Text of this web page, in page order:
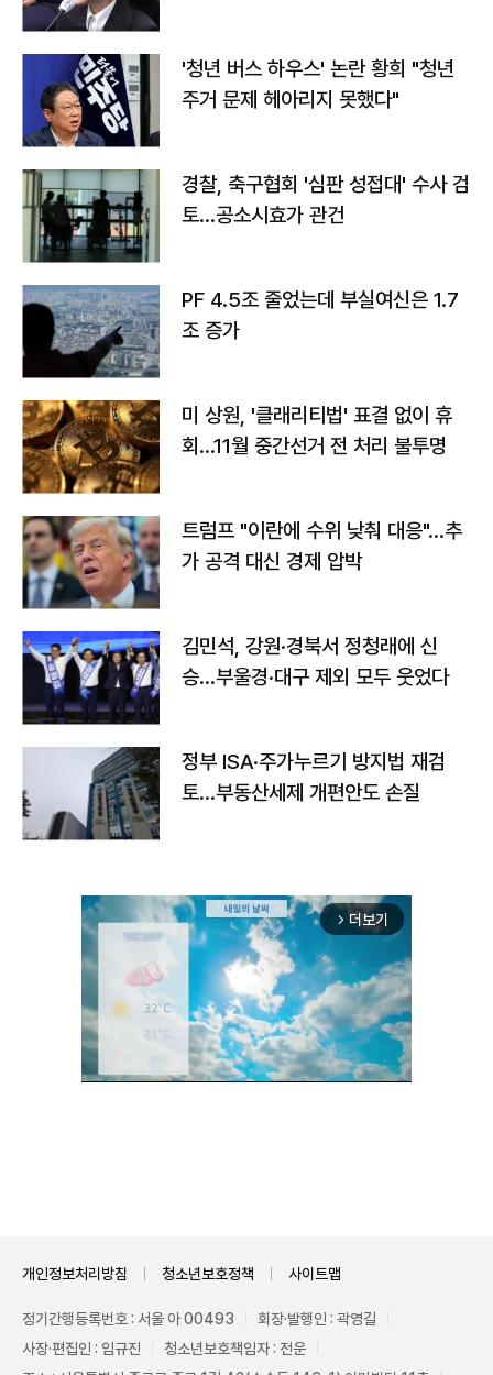
'청년 버스 하우스' 논란 황희 "청년
주거 문제 헤아리지 못했다"
경찰, 축구협회 '심판 성접대' 수사 검
토…공소시효가 관건
PF 4.5조 줄었는데 부실여신은 1.7
조 증가
미 상원, '클래리티법' 표결 없이 휴
회…11월 중간선거 전 처리 불투명
트럼프 "이란에 수위 낮춰 대응"…추
가 공격 대신 경제 압박
김민석, 강원·경북서 정청래에 신
승…부울경·대구 제외 모두 웃었다
정부 ISA·주가누르기 방지법 재검
토…부동산세제 개편안도 손질
arrow_forward_ios 더보기
개인정보처리방침 청소년보호정책 사이트맵
정기간행등록번호 : 서울 아 00493
회장·발행인 : 곽영길
사장·편집인 : 임규진
청소년보호책임자 : 전운